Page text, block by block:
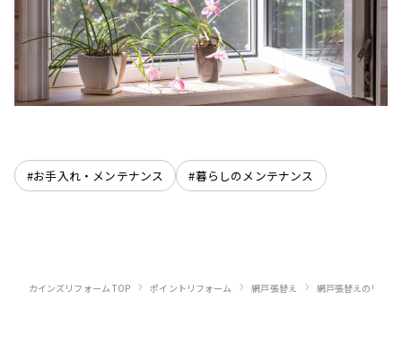
#お手入れ・メンテナンス #暮らしのメンテナンス
カインズリフォーム TOP › ポイントリフォーム › 網戸張替え › 網戸張替えのリフォ